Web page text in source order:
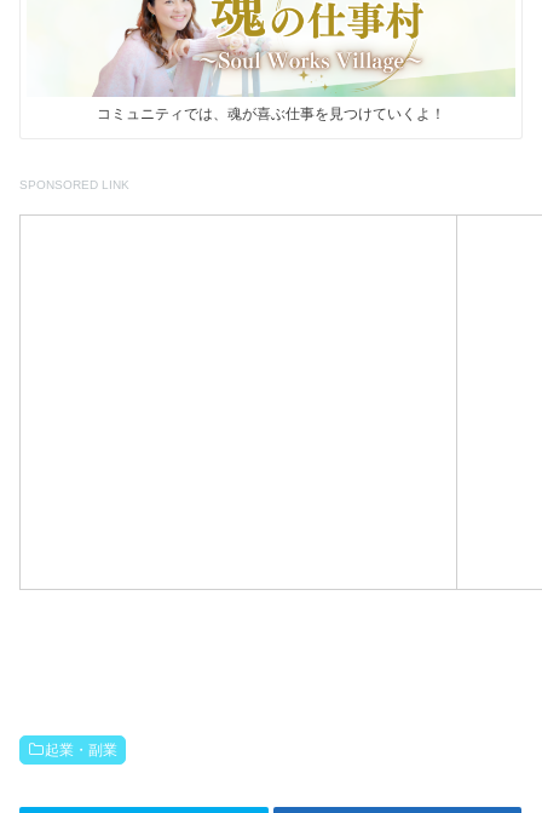
コミュニティでは、魂が喜ぶ仕事を見つけていくよ！
SPONSORED LINK
起業・副業